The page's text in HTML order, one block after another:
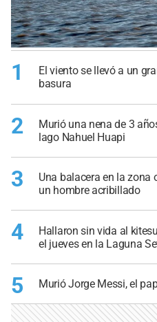
1
El viento se llevó a un
basura
2
Murió una nena de 3
lago Nahuel Huapi
3
Una balacera en la zona
un hombre acribillado
4
Hallaron sin vida al
el jueves en la Laguna
5 Murió Jorge Messi, el